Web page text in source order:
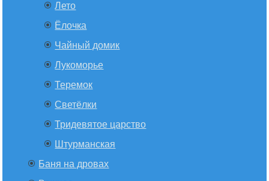
Лето
Ёлочка
Чайный домик
Лукоморье
Теремок
Светёлки
Тридевятое царство
Штурманская
Баня на дровах